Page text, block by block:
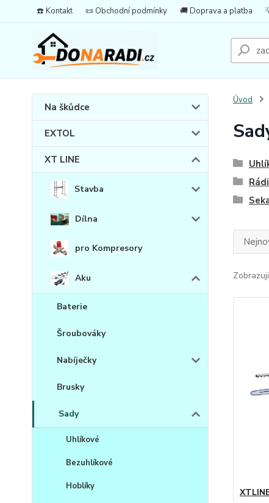
☎️ Kontakt 📜 Obchodní podmínky 🚚 Doprava a platba
Na škůdce
EXTOL
XT LINE
Stavba
Dílna
pro Kompresory
Aku
Baterie
Šroubováky
Nabíječky
Brusky
Sady
Uhlíkové
Bezuhlíkové
Hoblíky
Úvod